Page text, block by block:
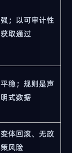
强；以可审计性
获取通过
平稳；规则是声
明式数据
变体回滚、无政
策风险